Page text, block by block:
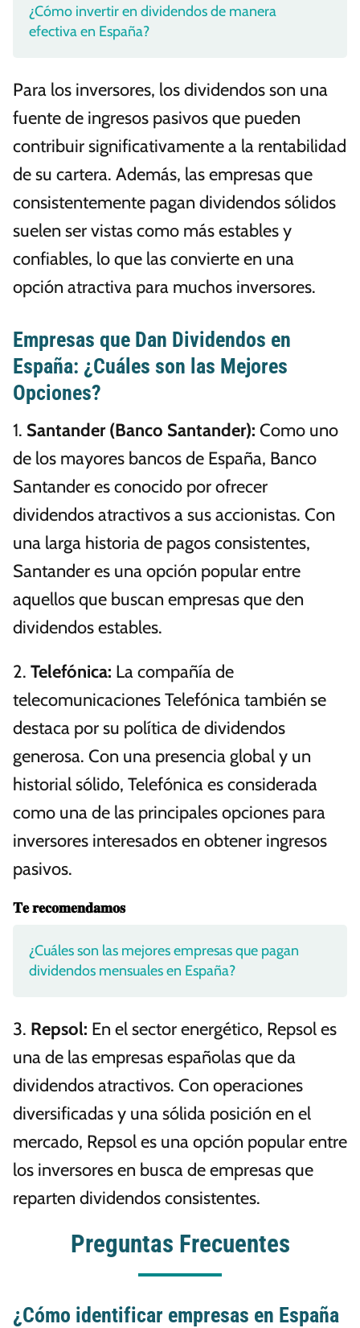
¿Cómo invertir en dividendos de manera
efectiva en España?
Para los inversores, los dividendos son una
fuente de ingresos pasivos que pueden
contribuir significativamente a la rentabilidad
de su cartera. Además, las empresas que
consistentemente pagan dividendos sólidos
suelen ser vistas como más estables y
confiables, lo que las convierte en una
opción atractiva para muchos inversores.
Empresas que Dan Dividendos en
España: ¿Cuáles son las Mejores
Opciones?
1. Santander (Banco Santander): Como uno
de los mayores bancos de España, Banco
Santander es conocido por ofrecer
dividendos atractivos a sus accionistas. Con
una larga historia de pagos consistentes,
Santander es una opción popular entre
aquellos que buscan empresas que den
dividendos estables.
2. Telefónica: La compañía de
telecomunicaciones Telefónica también se
destaca por su política de dividendos
generosa. Con una presencia global y un
historial sólido, Telefónica es considerada
como una de las principales opciones para
inversores interesados en obtener ingresos
pasivos.
𝐓𝐞 𝐫𝐞𝐜𝐨𝐦𝐞𝐧𝐝𝐚𝐦𝐨𝐬
¿Cuáles son las mejores empresas que pagan
dividendos mensuales en España?
3. Repsol: En el sector energético, Repsol es
una de las empresas españolas que da
dividendos atractivos. Con operaciones
diversificadas y una sólida posición en el
mercado, Repsol es una opción popular entre
los inversores en busca de empresas que
reparten dividendos consistentes.
Preguntas Frecuentes
¿Cómo identificar empresas en España